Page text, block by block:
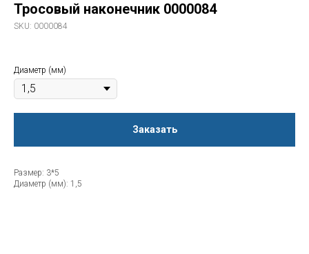
Тросовый наконечник 0000084
SKU: 0000084
Диаметр (мм)
Заказать
Размер: 3*5
Диаметр (мм): 1,5